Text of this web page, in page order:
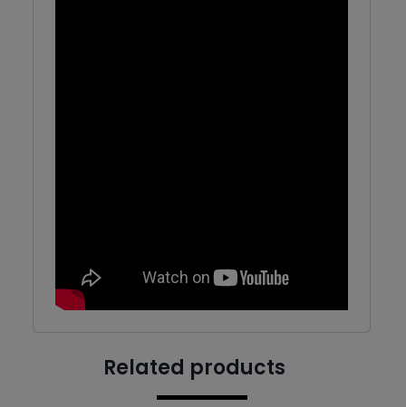
Related products